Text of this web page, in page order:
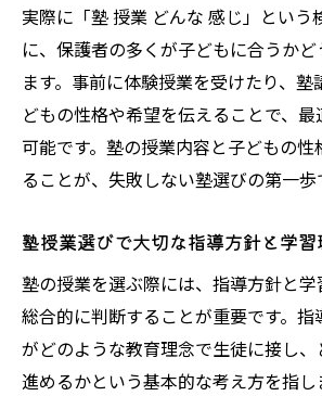
実際に「塾 授業 どんな 感じ」という
に、保護者の多くが子どもに合うか
ます。事前に体験授業を受けたり、
どもの性格や希望を伝えることで、
可能です。塾の授業内容と子どもの性
ることが、失敗しない塾選びの第一歩
塾授業選びで大切な指導方針と学
塾の授業を選ぶ際には、指導方針と
総合的に判断することが重要です。
がどのような教育理念で生徒に接し
進めるかという基本的な考え方を指